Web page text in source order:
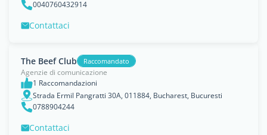
0040760432914
Contattaci
The Beef Club Raccomandato
Agenzie di comunicazione
1 Raccomandazioni
Strada Ermil Pangratti 30A, 011884, Bucharest, Bucuresti
0788904244
Contattaci